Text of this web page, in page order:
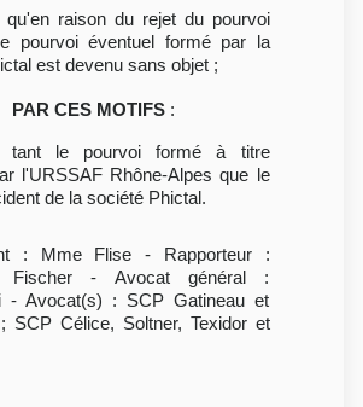
qu'en raison du rejet du pourvoi
pourvoi éventuel formé par la
est devenu sans objet ;
PAR CES MOTIFS:
tant le pourvoi formé à titre
l'URSSAF Rhône-Alpes que le
de la société Phictal.
: Mme Flise - Rapporteur :
Fischer - Avocat général :
- Avocat(s) : SCP Gatineau et
SCP Célice, Soltner, Texidor et